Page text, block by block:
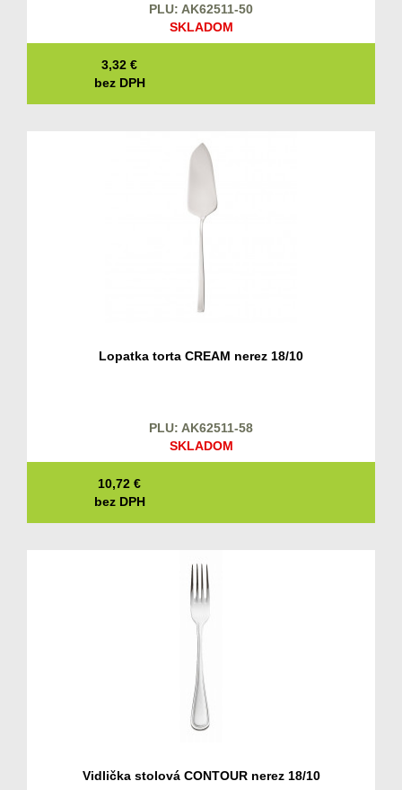
PLU: AK62511-50
SKLADOM
3,32 €
bez DPH
Lopatka torta CREAM nerez 18/10
PLU: AK62511-58
SKLADOM
10,72 €
bez DPH
Vidlička stolová CONTOUR nerez 18/10